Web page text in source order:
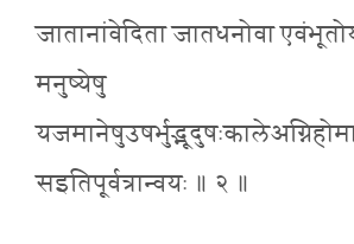
जातानांवेदिता जातधनोवा
मनुष्येषु
सइतिपूर्वत्रान्वयः ॥ २ ॥